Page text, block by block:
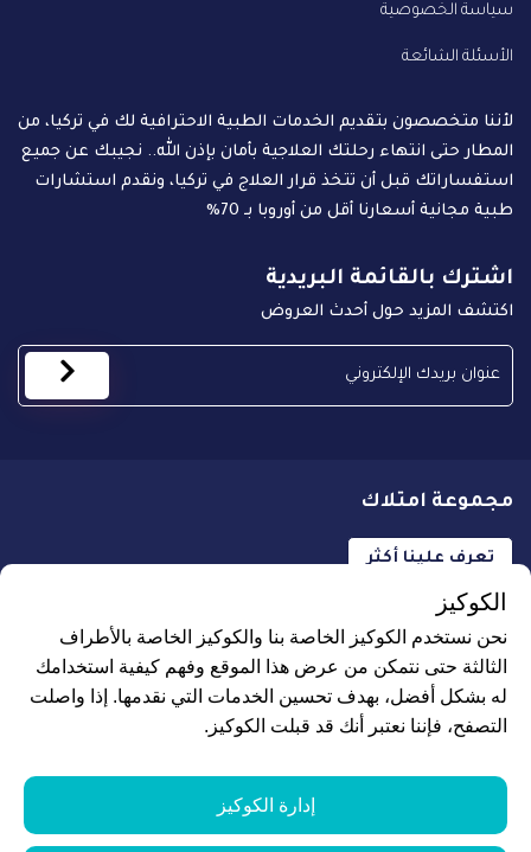
سياسة الخصوصية
الأسئلة الشائعة
لأننا متخصصون بتقديم الخدمات الطبية الاحترافية لك في تركيا، من
المطار حتى انتهاء رحلتك العلاجية بأمان بإذن الله.. نجيبك عن جميع
استفساراتك قبل أن تتخذ قرار العلاج في تركيا، ونقدم استشارات
طبية مجانية أسعارنا أقل من أوروبا بـ 70%
اشترك بالقائمة البريدية
اكتشف المزيد حول أحدث العروض
مجموعة امتلاك
تعرف علينا أكثر
جميع الحقوق محفوظة لـ علاجك الطبية © 2026
نموذج الطلب
الكوكيز
نحن نستخدم الكوكيز الخاصة بنا والكوكيز الخاصة بالأطراف
الثالثة حتى نتمكن من عرض هذا الموقع وفهم كيفية استخدامك
له بشكل أفضل، بهدف تحسين الخدمات التي نقدمها. إذا واصلت
التصفح، فإننا نعتبر أنك قد قبلت الكوكيز.
إدارة الكوكيز